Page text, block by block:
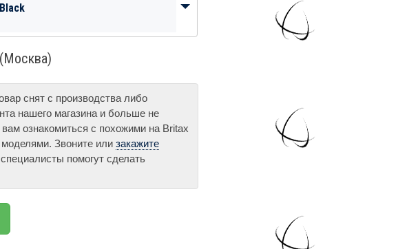
снят с производства либо
нашего магазина и больше не
ознакомиться с похожими на Britax
Звоните илизакажите
помогут сделать